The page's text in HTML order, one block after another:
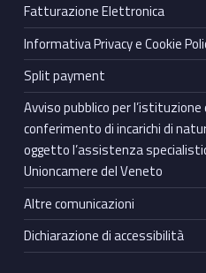
Fatturazione Elettronica
Informativa Privacy e Cookie
Split payment
Avviso pubblico per
conferimento di incarichi di
oggetto l’assistenza
Unioncamere del Veneto
Altre comunicazioni
Dichiarazione di accessibilità